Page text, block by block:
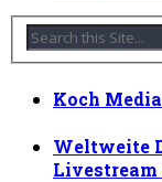
Koch
Weltweite
Livestream